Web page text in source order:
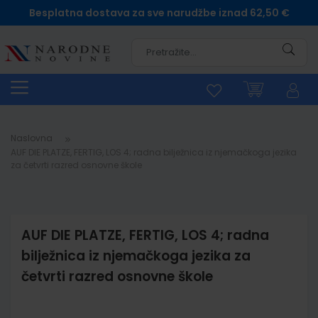
Besplatna dostava za sve narudžbe iznad 62,50 €
Naslovna
AUF DIE PLATZE, FERTIG, LOS 4; radna
bilježnica iz njemačkoga jezika za
četvrti razred osnovne škole